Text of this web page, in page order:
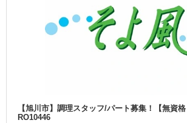
【旭川市】調理スタッフ/パート募集！【無資
RO10446